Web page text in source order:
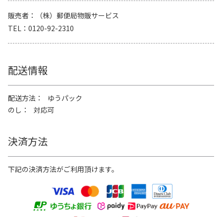
販売者
（株）郵便局物販サービス
TEL
0120-92-2310
配送情報
配送方法
ゆうパック
のし
対応可
決済方法
下記の決済方法がご利用頂けます。